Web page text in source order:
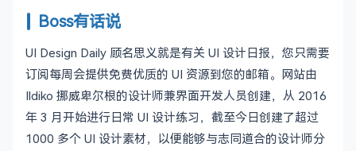
Boss有话说
UI Design Daily 顾名思义就是有关 UI 设计日报，您只需要
订阅每周会提供免费优质的 UI 资源到您的邮箱。网站由
Ildiko 挪威卑尔根的设计师兼界面开发人员创建，从 2016
年 3 月开始进行日常 UI 设计练习，截至今日创建了超过
1000 多个 UI 设计素材，以便能够与志同道合的设计师分